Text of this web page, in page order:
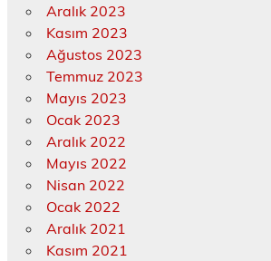
Aralık 2023
Kasım 2023
Ağustos 2023
Temmuz 2023
Mayıs 2023
Ocak 2023
Aralık 2022
Mayıs 2022
Nisan 2022
Ocak 2022
Aralık 2021
Kasım 2021